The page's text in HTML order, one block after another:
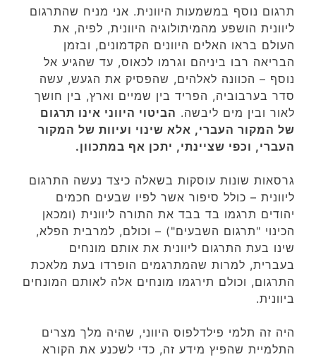
תרגום נוסף במשמעות היוונית. אני מניח שהתרגום
ליוונית הושפע מהמיתולוגיה היוונית, לפיה, את
העולם בראו האלים היוונים הקדמונים, ובזמן
הבריאה רבו ביניהם וגרמו לכאוס, עד שהגיע אל
נוסף – הכוונה לאלהים, שהפסיק את הגעש, עשה
סדר בערבוביה, הפריד בין שמיים וארץ, בין חושך
לאור ובין מים ליבשה. הביטוי היווני אינו תרגום
של המקור העברי, אלא שינוי ועיוות של המקור
העברי, וכפי שציינתי, יתכן אף במתכוון.
גרסאות שונות עוסקות בשאלה כיצד נעשה התרגום
ליוונית – כולל סיפור אשר לפיו שבעים חכמים
יהודים תרגמו בד בבד את התורה ליוונית (ומכאן
הכינוי "תרגום השבעים") – וכולם, למרבית הפלא,
שינו בעת התרגום ליוונית את אותם מונחים
בעברית, למרות שהמתרגמים הופרדו בעת מלאכת
התרגום, וכולם תירגמו מונחים אלה לאותם המונחים
ביוונית.
היה זה תלמי פילדלפוס היווני, שהיה מלך מצרים
התלמיית שהפיץ מידע זה, כדי לשכנע את הקורא